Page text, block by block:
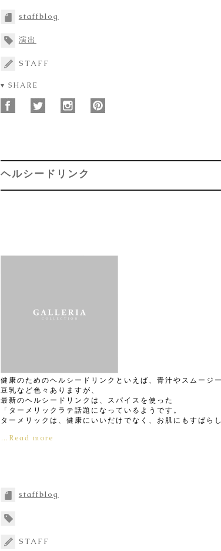
staffblog
演出
STAFF
▾ SHARE
ヘルシードリンク
健康のためのヘルシードリンクといえば、青汁やスムージー
豆乳など色々ありますが、
最新のヘルシードリンクは、スパイスを使った
「ターメリックラテ話題になっているようです。
ターメリックは、健康にいいだけでなく、お肌にもすばら
…Read more
staffblog
STAFF